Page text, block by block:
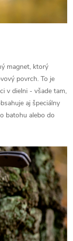
magnet, ktorý
povrch. To je
v dielni - všade tam,
aj špeciálny
batohu alebo do